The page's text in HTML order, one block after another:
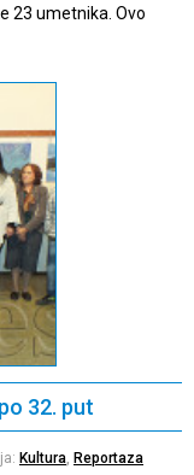
23 umetnika. Ovo
32. put
Kultura, Reportaza